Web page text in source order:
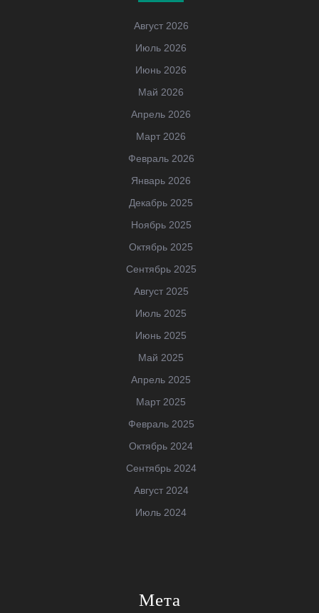
Август 2026
Июль 2026
Июнь 2026
Май 2026
Апрель 2026
Март 2026
Февраль 2026
Январь 2026
Декабрь 2025
Ноябрь 2025
Октябрь 2025
Сентябрь 2025
Август 2025
Июль 2025
Июнь 2025
Май 2025
Апрель 2025
Март 2025
Февраль 2025
Октябрь 2024
Сентябрь 2024
Август 2024
Июль 2024
Мета